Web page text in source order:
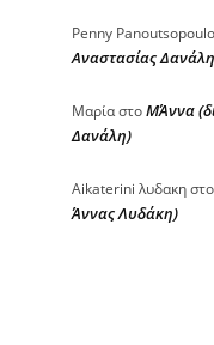
Penny
Αναστασίας
ΜαρίαστοΜΆννα
Δανάλη)
Aikaterini λυδακηστο
Άννας Λυδάκη)